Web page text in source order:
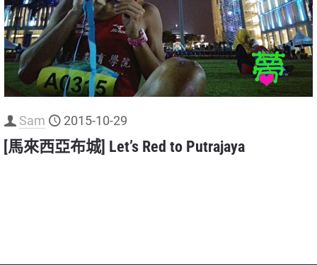
Sam 2015-10-29
[馬來西亞布城] Let’s Red to Putrajaya